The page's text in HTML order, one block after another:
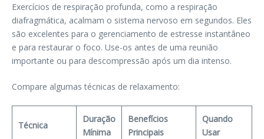
Exercícios de respiração profunda, como a respiração
diafragmática, acalmam o sistema nervoso em segundos. Eles
são excelentes para o gerenciamento de estresse instantâneo
e para restaurar o foco. Use-os antes de uma reunião
importante ou para descompressão após um dia intenso.
Compare algumas técnicas de relaxamento:
Técnica
Duração
Mínima
Benefícios
Principais
Quando
Usar